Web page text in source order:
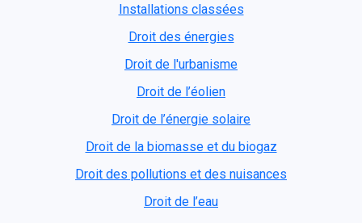
Installations classées
Droit des énergies
Droit de l'urbanisme
Droit de l’éolien
Droit de l’énergie solaire
Droit de la biomasse et du biogaz
Droit des pollutions et des nuisances
Droit de l’eau